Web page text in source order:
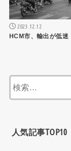
2023.12.12
HCM市、輸出が低迷
人気記事TOP10